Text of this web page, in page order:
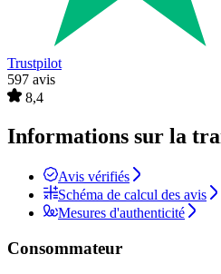
Trustpilot
597 avis
8,4
Informations sur la
Avis vérifiés
Schéma de calcul des avis
Mesures d'authenticité
Consommateur